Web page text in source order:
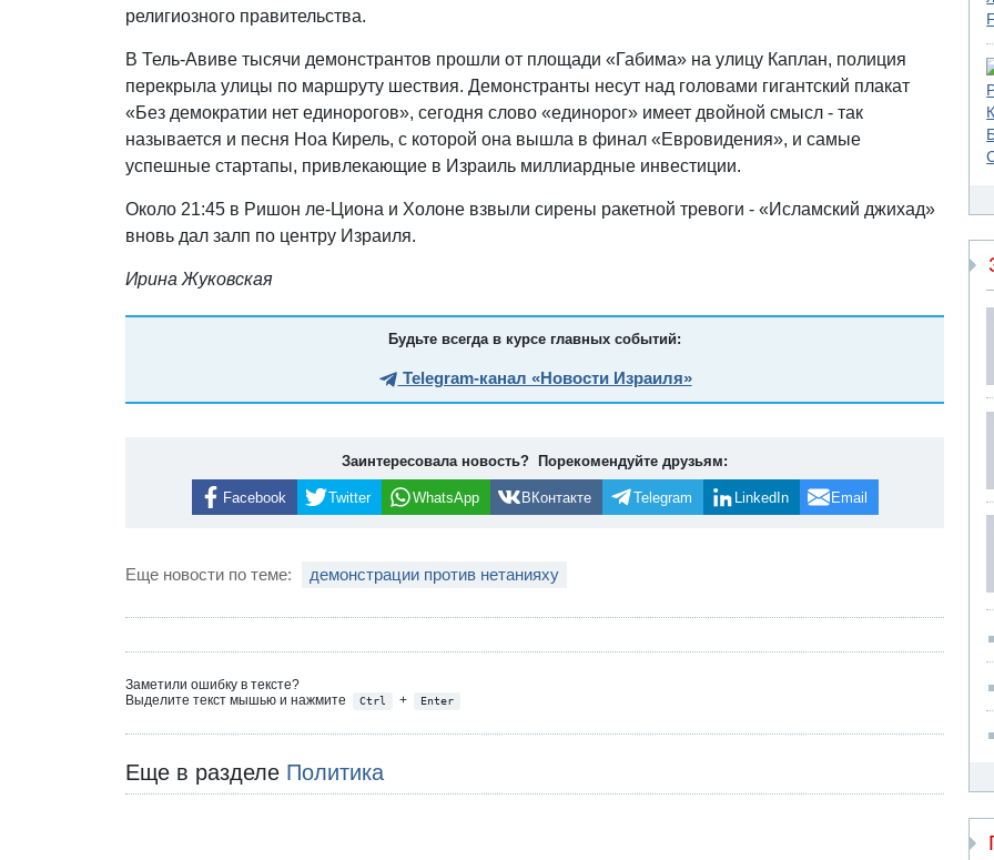
религиозного правительства.
В Тель-Авиве тысячи демонстрантов прошли от площади «Габима» на улицу Каплан, полиция
перекрыла улицы по маршруту шествия. Демонстранты несут над головами гигантский плакат
«Без демократии нет единорогов», сегодня слово «единорог» имеет двойной смысл - так
называется и песня Ноа Кирель, с которой она вышла в финал «Евровидения», и самые
успешные стартапы, привлекающие в Израиль миллиардные инвестиции.
Около 21:45 в Ришон ле-Циона и Холоне взвыли сирены ракетной тревоги - «Исламский джихад»
вновь дал залп по центру Израиля.
Ирина Жуковская
Будьте всегда в курсе главных событий:
Telegram-канал «Новости Израиля»
Заинтересовала новость? Порекомендуйте друзьям:
Facebook Twitter WhatsApp ВКонтакте Telegram LinkedIn Email
Еще новости по теме: демонстрации против нетанияху
Заметили ошибку в тексте?
Выделите текст мышью и нажмите
Ctrl + Enter
Еще в разделе Политика